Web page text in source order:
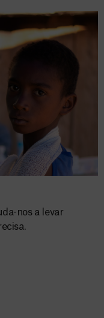
nos a levar